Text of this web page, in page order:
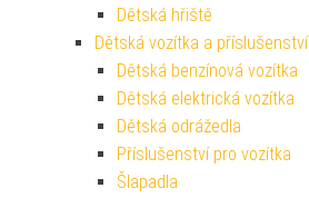
Dětská hřiště
Dětská vozítka a příslušenství
Dětská benzínová vozítka
Dětská elektrická vozítka
Dětská odrážedla
Příslušenství pro vozítka
Šlapadla